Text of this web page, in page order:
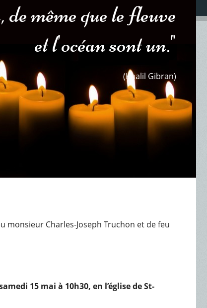
même que le fleuve
et l'océan sont un."
(Khalil Gibran)
monsieur Charles-Joseph Truchon et de feu
15 mai à 10h30, en l’église de St-